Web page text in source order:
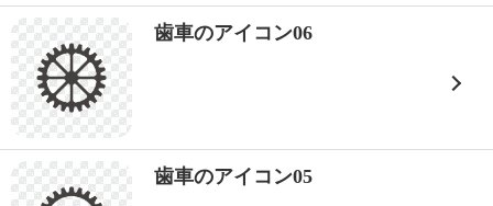
歯車のアイコン06
歯車のアイコン05